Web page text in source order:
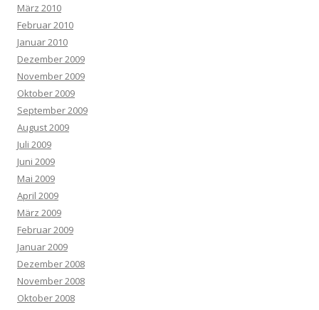
März 2010
Februar 2010
Januar 2010
Dezember 2009
November 2009
Oktober 2009
September 2009
August 2009
Juli 2009
Juni 2009
Mai 2009
April 2009
März 2009
Februar 2009
Januar 2009
Dezember 2008
November 2008
Oktober 2008